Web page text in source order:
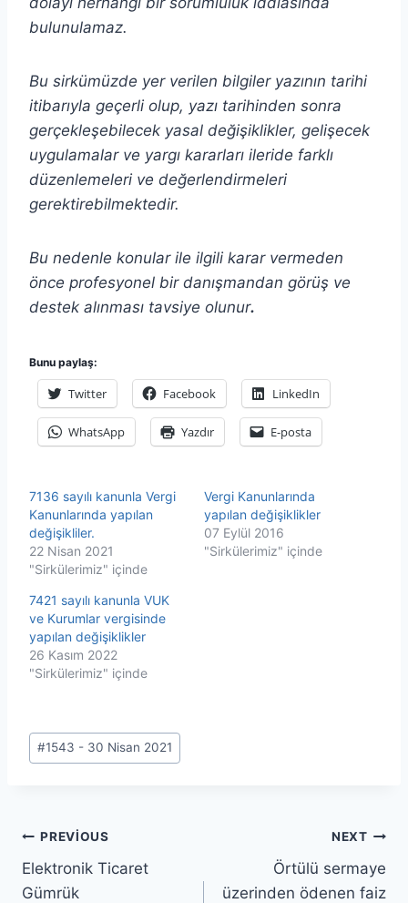
bulunulamaz.
Bu sirkümüzde yer verilen bilgiler yazının tarihi
itibarıyla geçerli olup, yazı tarihinden sonra
gerçekleşebilecek yasal değişiklikler, gelişecek
uygulamalar ve yargı kararları ileride farklı
düzenlemeleri ve değerlendirmeleri
gerektirebilmektedir.
Bu nedenle konular ile ilgili karar vermeden
önce profesyonel bir danışmandan görüş ve
destek alınması tavsiye olunur.
Bunu paylaş:
Twitter Facebook LinkedIn
WhatsApp Yazdır E-posta
7136 sayılı kanunla Vergi
Kanunlarında yapılan
değişikliler.
22 Nisan 2021
"Sirkülerimiz" içinde
Vergi Kanunlarında
yapılan değişiklikler
07 Eylül 2016
"Sirkülerimiz" içinde
7421 sayılı kanunla VUK
ve Kurumlar vergisinde
yapılan değişiklikler
26 Kasım 2022
"Sirkülerimiz" içinde
Post
Tags:
#1543 - 30 Nisan 2021
Yazı
gezinmesi
PREVIOUS
Elektronik Ticaret
Gümrük
NEXT
Örtülü sermaye
üzerinden ödenen faiz